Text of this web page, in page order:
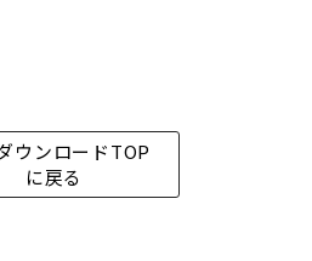
ウンロードTOP
に戻る
会議室